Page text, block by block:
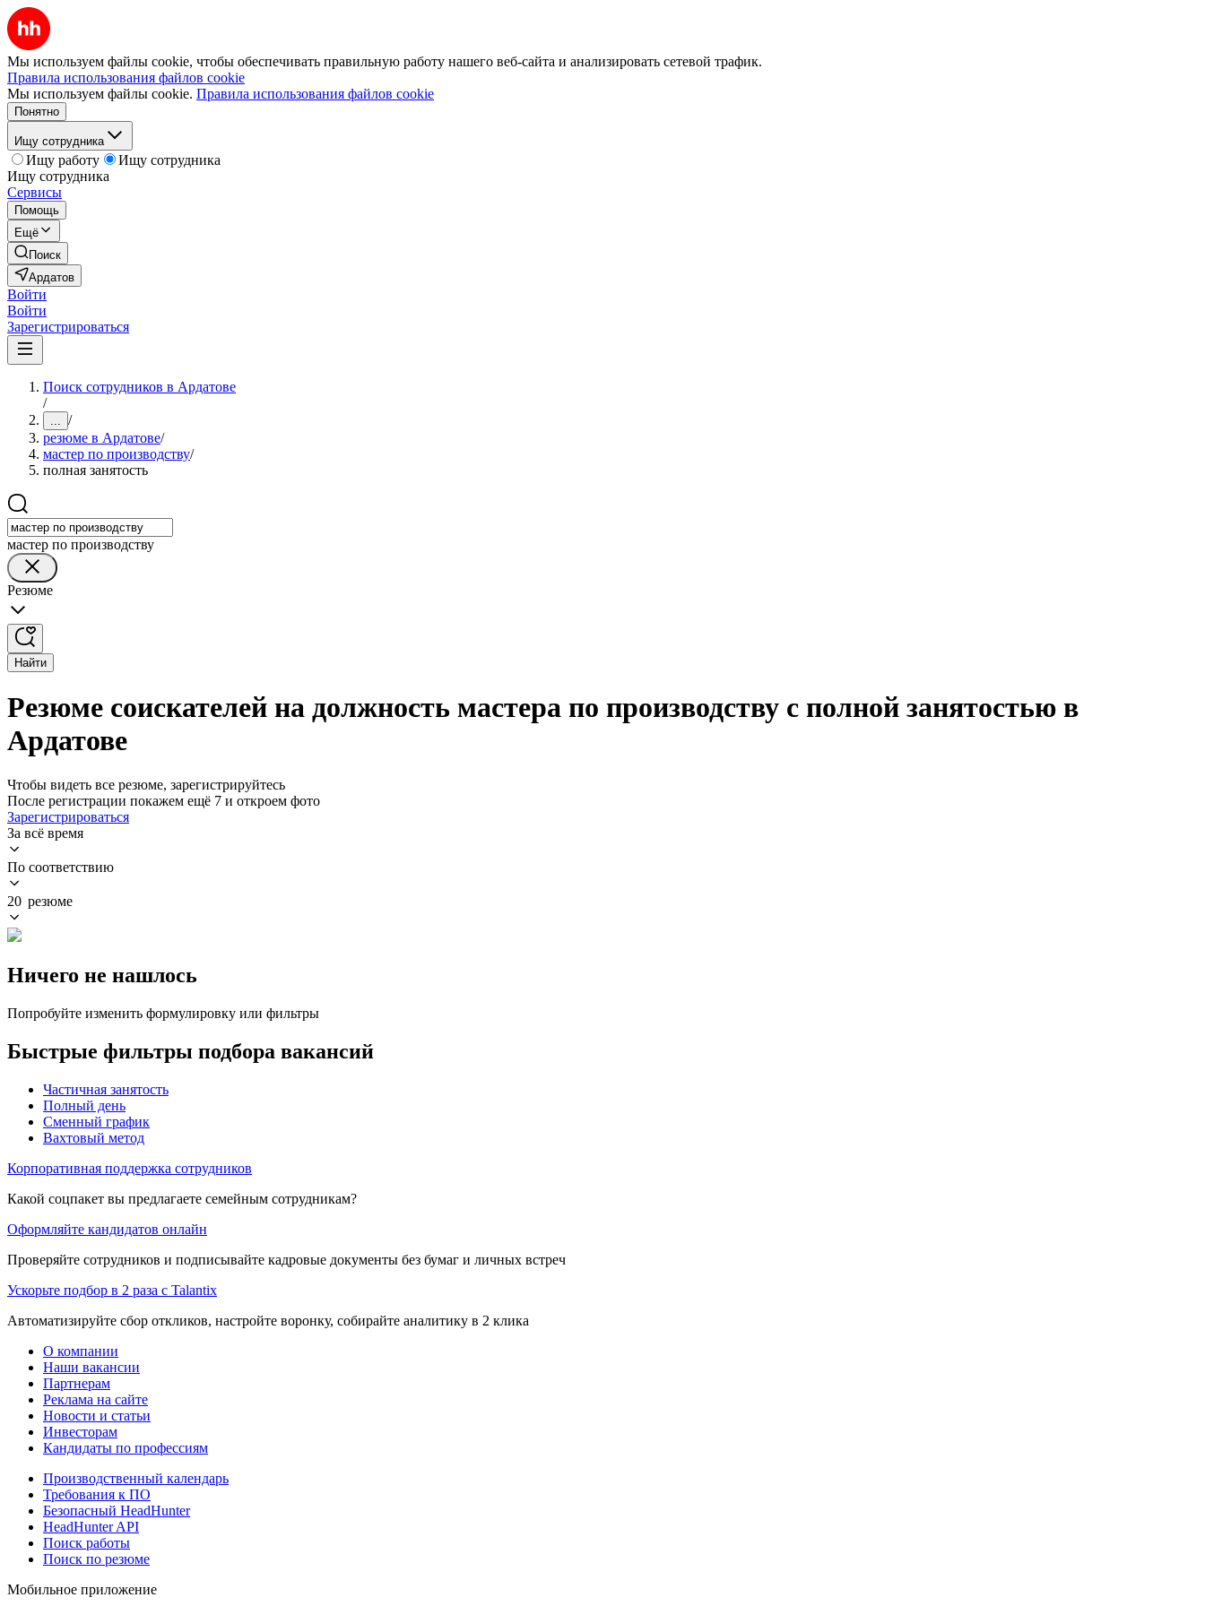
Мы используем файлы cookie, чтобы обеспечивать правильную работу нашего веб-сайта и анализировать сетевой трафик.
Правила использования файлов cookie
Мы используем файлы cookie. Правила использования файлов cookie
Понятно
Ищу сотрудника
Ищу работу
Ищу сотрудника
Ищу сотрудника
Сервисы
Помощь
Ещё
Поиск
Ардатов
Войти
Войти
Зарегистрироваться
Поиск сотрудников в Ардатове
/
... /
резюме в Ардатове/
мастер по производству/
полная занятость
мастер по производству
Резюме
Найти
Резюме соискателей на должность мастера по производству с полной занятостью в
Ардатове
Чтобы видеть все резюме, зарегистрируйтесь
После регистрации покажем ещё 7 и откроем фото
Зарегистрироваться
За всё время
По соответствию
20 резюме
Ничего не нашлось
Попробуйте изменить формулировку или фильтры
Быстрые фильтры подбора вакансий
Частичная занятость
Полный день
Сменный график
Вахтовый метод
Корпоративная поддержка сотрудников
Какой соцпакет вы предлагаете семейным сотрудникам?
Оформляйте кандидатов онлайн
Проверяйте сотрудников и подписывайте кадровые документы без бумаг и личных встреч
Ускорьте подбор в 2 раза с Talantix
Автоматизируйте сбор откликов, настройте воронку, собирайте аналитику в 2 клика
О компании
Наши вакансии
Партнерам
Реклама на сайте
Новости и статьи
Инвесторам
Кандидаты по профессиям
Производственный календарь
Требования к ПО
Безопасный HeadHunter
HeadHunter API
Поиск работы
Поиск по резюме
Мобильное приложение